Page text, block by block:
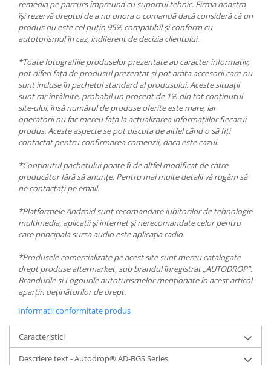
remedia pe parcurs împreună cu suportul tehnic. Firma noastră
își rezervă dreptul de a nu onora o comandă dacă consideră că un
produs nu este cel puțin 95% compatibil și conform cu
autoturismul în caz, indiferent de decizia clientului.
*Toate fotografiile produselor prezentate au caracter informativ,
pot diferi față de produsul prezentat și pot arăta accesorii care nu
sunt incluse în pachetul standard al produsului. Aceste situații
sunt rar întâlnite, probabil un procent de 1% din tot conținutul
site-ului, însă numărul de produse oferite este mare, iar
operatorii nu fac mereu față la actualizarea informațiilor fiecărui
produs. Aceste aspecte se pot discuta de altfel când o să fiți
contactat pentru confirmarea comenzii, daca este cazul.
*Conținutul pachetului poate fi de altfel modificat de către
producător fără să anunțe. Pentru mai multe detalii vă rugăm să
ne contactați pe email.
*Platformele Android sunt recomandate iubitorilor de tehnologie
multimedia, aplicații și internet și nerecomandate celor pentru
care principala sursa audio este aplicația radio.
*Produsele comercializate pe acest site sunt mereu catalogate
drept produse aftermarket, sub brandul înregistrat „AUTODROP”.
Brandurile și Logourile autoturismelor menționate în acest articol
aparțin deținătorilor de drept.
Informatii conformitate produs
Caracteristici
Descriere text - Autodrop® AD-BGS Series